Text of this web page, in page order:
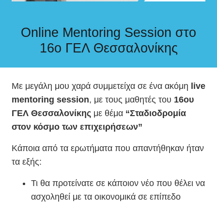
Online Mentoring Session στο
16ο ΓΕΛ Θεσσαλονίκης
Με μεγάλη μου χαρά συμμετείχα σε ένα ακόμη live
mentoring session, με τους μαθητές του 16ου
ΓΕΛ Θεσσαλονίκης με θέμα “Σταδιοδρομία
στον κόσμο των επιχειρήσεων”
Κάποια από τα ερωτήματα που απαντήθηκαν ήταν
τα εξής:
Τι θα προτείνατε σε κάποιον νέο που θέλει να
ασχοληθεί με τα οικονομικά σε επίπεδο